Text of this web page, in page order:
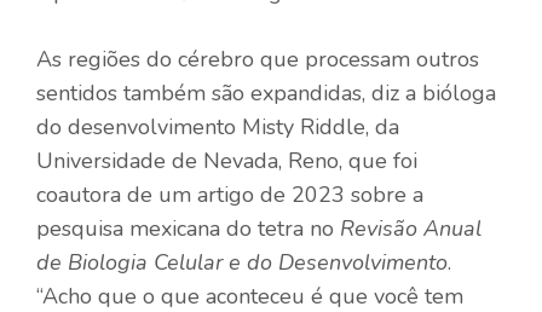
As regiões do cérebro que processam outros
sentidos também são expandidas, diz a bióloga
do desenvolvimento Misty Riddle, da
Universidade de Nevada, Reno, que foi
coautora de um artigo de 2023 sobre a
pesquisa mexicana do tetra no Revisão Anual
de Biologia Celular e do Desenvolvimento.
“Acho que o que aconteceu é que você tem